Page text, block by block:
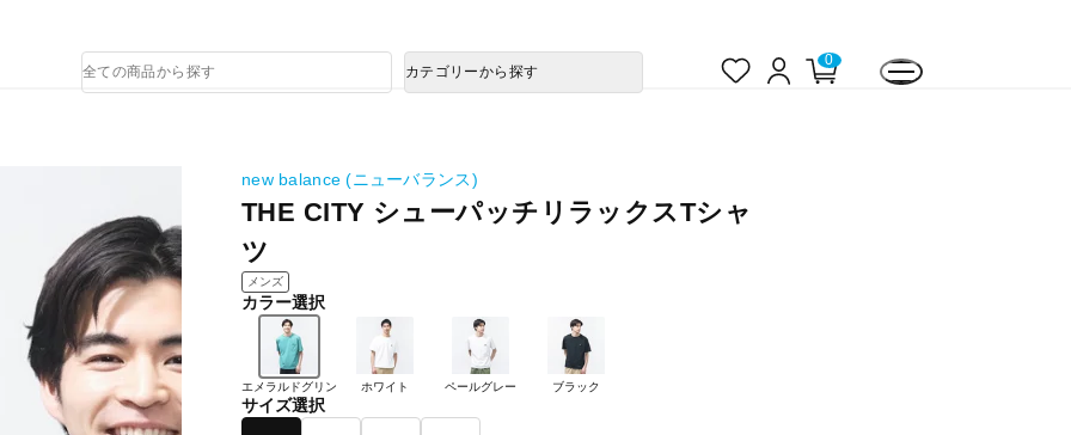
ロ
0
品
検
カテゴリーから探す
new balance (ニューバランス)
THE CITY シューパッチリラックスTシャ
ツ
メンズ
カラー選択
エメラルドグリン ホワイト ペールグレー ブラック
サイズ選択